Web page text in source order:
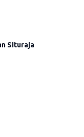
Situraja